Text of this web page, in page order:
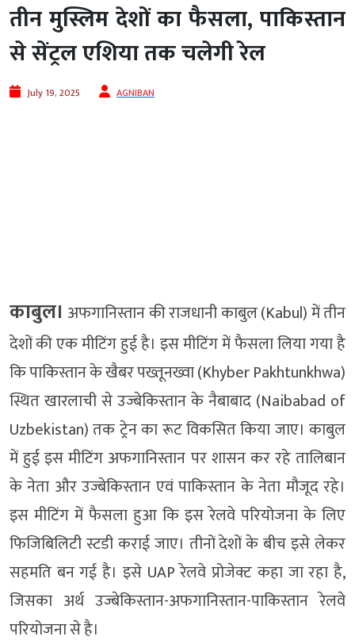
तीन मुस्लिम देशों का फैसला, पाकिस्तान
से सेंट्रल एशिया तक चलेगी रेल
July 19, 2025 AGNIBAN
काबुल। अफगानिस्तान की राजधानी काबुल (Kabul) में तीन
देशों की एक मीटिंग हुई है। इस मीटिंग में फैसला लिया गया है
कि पाकिस्तान के खैबर पख्तूनख्वा (Khyber Pakhtunkhwa)
स्थित खारलाची से उज्बेकिस्तान के नैबाबाद (Naibabad of
Uzbekistan) तक ट्रेन का रूट विकसित किया जाए। काबुल
में हुई इस मीटिंग अफगानिस्तान पर शासन कर रहे तालिबान
के नेता और उज्बेकिस्तान एवं पाकिस्तान के नेता मौजूद रहे।
इस मीटिंग में फैसला हुआ कि इस रेलवे परियोजना के लिए
फिजिबिलिटी स्टडी कराई जाए। तीनों देशों के बीच इसे लेकर
सहमति बन गई है। इसे UAP रेलवे प्रोजेक्ट कहा जा रहा है,
जिसका अर्थ उज्बेकिस्तान-अफगानिस्तान-पाकिस्तान रेलवे
परियोजना से है।